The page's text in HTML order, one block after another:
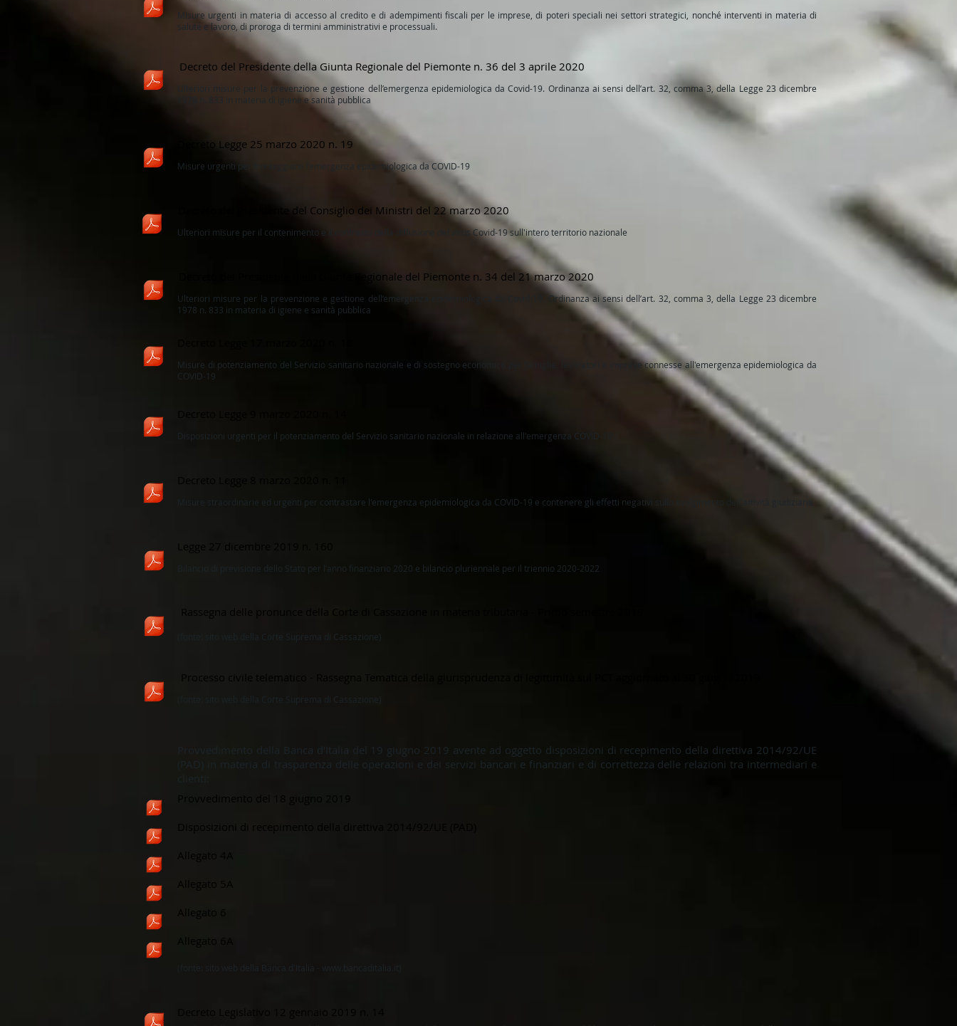
Misure urgenti in materia di accesso al credito e di adempimenti fiscali per le imprese, di poteri speciali nei settori strategici, nonché interventi in materia di
salute e lavoro, di proroga di termini amministrativi e processuali.
Decreto del Presidente della Giunta Regionale del Piemonte n. 36 del 3 aprile 2020
Ulteriori misure per la prevenzione e gestione dell’emergenza epidemiologica da Covid-19. Ordinanza ai sensi dell’art. 32, comma 3, della Legge 23 dicembre
1978 n. 833 in materia di igiene e sanità pubblica
Decreto Legge 25 marzo 2020 n. 19
Misure urgenti per fronteggiare l'emergenza epidemiologica da COVID-19
Decreto del Presidente del Consiglio dei Ministri del 22 marzo 2020
Ulteriori misure per il contenimento e il contrasto della diffusione del virus Covid-19 sull'intero territorio nazionale
Decreto del Presidente della Giunta Regionale del Piemonte n. 34 del 21 marzo 2020
Ulteriori misure per la prevenzione e gestione dell’emergenza epidemiologica da Covid-19. Ordinanza ai sensi dell’art. 32, comma 3, della Legge 23 dicembre
1978 n. 833 in materia di igiene e sanità pubblica
Misure di potenziamento del Servizio sanitario nazionale e di sostegno economico per famiglie, lavoratori e imprese connesse all'emergenza epidemiologica da
COVID-19
Disposizioni urgenti per il potenziamento del Servizio sanitario nazionale in relazione all'emergenza COVID-19
Misure straordinarie ed urgenti per contrastare l'emergenza epidemiologica da COVID-19 e contenere gli effetti negativi sullo svolgimento dell'attività giudiziaria
Legge 27 dicembre 2019 n. 160
Bilancio di previsione dello Stato per l’anno finanziario 2020 e bilancio pluriennale per il triennio 2020-2022
Rassegna delle pronunce della Corte di Cassazione in materia tributaria - Primo semestre 2019
(fonte: sito web della Corte Suprema di Cassazione)
Processo civile telematico - Rassegna Tematica della giurisprudenza di legittimità sul PCT aggiornato al 30 giugno 2019
(fonte: sito web della Corte Suprema di Cassazione)
Provvedimento della Banca d'Italia del 19 giugno 2019 avente ad oggetto disposizioni di recepimento della direttiva 2014/92/UE
(PAD) in materia di trasparenza delle operazioni e dei servizi bancari e finanziari e di correttezza delle relazioni tra intermediari e
clienti:
Disposizioni di recepimento della direttiva 2014/92/UE (PAD)
Allegato 4A
Allegato 5A
Allegato 6
Allegato 6A
(fonte: sito web della Banca d'Italia -